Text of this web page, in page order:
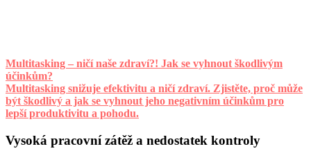
Multitasking – ničí naše zdraví?! Jak se vyhnout škodlivým
účinkům?
Multitasking snižuje efektivitu a ničí zdraví. Zjistěte, proč může
být škodlivý a jak se vyhnout jeho negativním účinkům pro
lepší produktivitu a pohodu.
Vysoká pracovní zátěž a nedostatek kontroly